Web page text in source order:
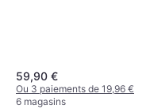
59,90 €
Ou 3 paiements de 19,96 €
6 magasins